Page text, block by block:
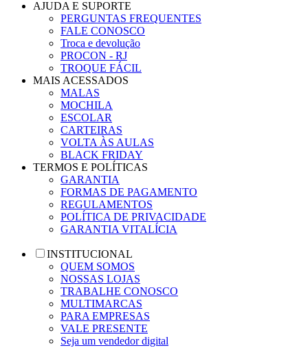
AJUDA E SUPORTE
PERGUNTAS FREQUENTES
FALE CONOSCO
Troca e devolução
PROCON - RJ
TROQUE FÁCIL
MAIS ACESSADOS
MALAS
MOCHILA
ESCOLAR
CARTEIRAS
VOLTA ÀS AULAS
BLACK FRIDAY
TERMOS E POLÍTICAS
GARANTIA
FORMAS DE PAGAMENTO
REGULAMENTOS
POLÍTICA DE PRIVACIDADE
GARANTIA VITALÍCIA
INSTITUCIONAL
QUEM SOMOS
NOSSAS LOJAS
TRABALHE CONOSCO
MULTIMARCAS
PARA EMPRESAS
VALE PRESENTE
Seja um vendedor digital